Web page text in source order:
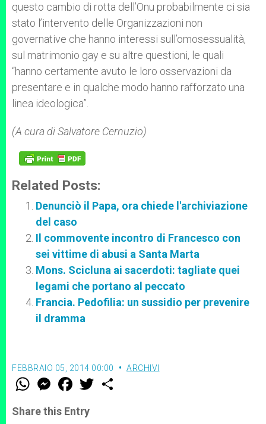
questo cambio di rotta dell’Onu probabilmente ci sia
stato l’intervento delle Organizzazioni non
governative che hanno interessi sull’omosessualità,
sul matrimonio gay e su altre questioni, le quali
“hanno certamente avuto le loro osservazioni da
presentare e in qualche modo hanno rafforzato una
linea ideologica”.
(A cura di Salvatore Cernuzio)
Related Posts:
Denunciò il Papa, ora chiede l'archiviazione
del caso
Il commovente incontro di Francesco con
sei vittime di abusi a Santa Marta
Mons. Scicluna ai sacerdoti: tagliate quei
legami che portano al peccato
Francia. Pedofilia: un sussidio per prevenire
il dramma
FEBBRAIO 05, 2014 00:00 ARCHIVI
W
t
s
M
e
s
e
F
a
e
b
w
Share this Entry